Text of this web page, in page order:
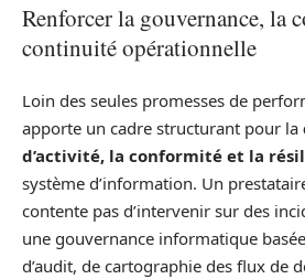
Renforcer la gouvernance, la
continuité opérationnelle
Loin des seules promesses de
apporte un cadre structurant pour la
d’activité, la conformité et la
système d’information. Un
contente pas d’intervenir sur des
une gouvernance informatique
d’audit, de cartographie des flux de